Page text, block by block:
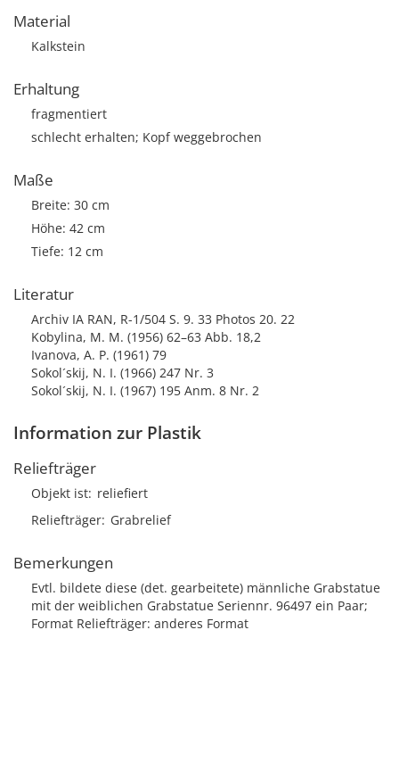
Material
Kalkstein
Erhaltung
fragmentiert
schlecht erhalten; Kopf weggebrochen
Maße
Breite: 30 cm
Höhe: 42 cm
Tiefe: 12 cm
Literatur
Archiv IA RAN, R-1/504 S. 9. 33 Photos 20. 22
Kobylina, M. M. (1956) 62–63 Abb. 18,2
Ivanova, A. P. (1961) 79
Sokol´skij, N. I. (1966) 247 Nr. 3
Sokol´skij, N. I. (1967) 195 Anm. 8 Nr. 2
Information zur Plastik
Reliefträger
Objekt ist reliefiert
Reliefträger Grabrelief
Bemerkungen
Evtl. bildete diese (det. gearbeitete) männliche Grabstatue
mit der weiblichen Grabstatue Seriennr. 96497 ein Paar;
Format Reliefträger: anderes Format